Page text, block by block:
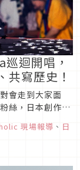
迴開唱，
共寫歷史！
會走到大家面
絲，日本創作歌
Tour『Love
走過大阪府的大
現場報導 、 日